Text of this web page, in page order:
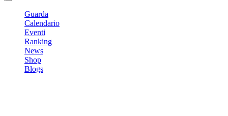
Guarda
Calendario
Eventi
Ranking
News
Shop
Blogs